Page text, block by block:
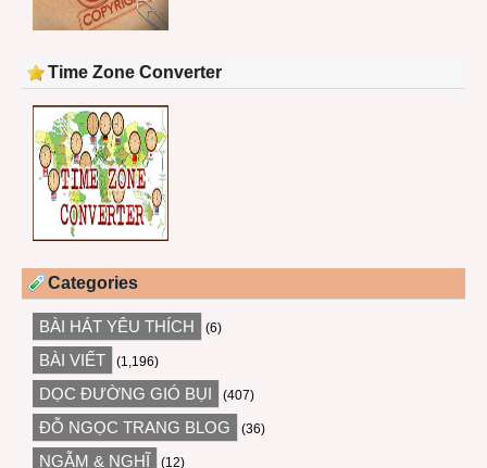
Time Zone Converter
Categories
BÀI HÁT YÊU THÍCH (6)
BÀI VIẾT (1,196)
DỌC ĐƯỜNG GIÓ BỤI (407)
ĐỖ NGỌC TRANG BLOG (36)
NGẪM & NGHĨ (12)